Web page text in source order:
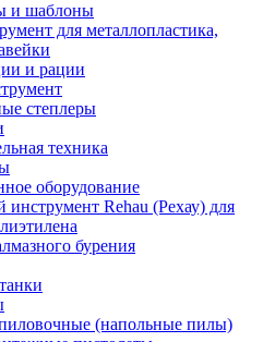
и шаблоны
для металлопластика,
и рации
степлеры
техника
оборудование
Rehau (Рехау) для
бурения
(напольные пилы)